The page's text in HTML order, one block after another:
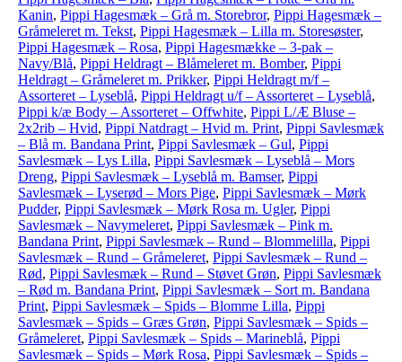
Kanin, Pippi Hagesmæk – Grå m. Storebror, Pippi Hagesmæk –
Gråmeleret m. Tekst, Pippi Hagesmæk – Lilla m. Storesøster,
Pippi Hagesmæk – Rosa, Pippi Hagesmække – 3-pak –
Navy/Blå, Pippi Heldragt – Blåmeleret m. Bomber, Pippi
Heldragt – Gråmeleret m. Prikker, Pippi Heldragt m/f –
Assorteret – Lyseblå, Pippi Heldragt u/f – Assorteret – Lyseblå,
Pippi k/æ Body – Assorteret – Offwhite, Pippi L/Æ Bluse –
2x2rib – Hvid, Pippi Natdragt – Hvid m. Print, Pippi Savlesmæk
– Blå m. Bandana Print, Pippi Savlesmæk – Gul, Pippi
Savlesmæk – Lys Lilla, Pippi Savlesmæk – Lyseblå – Mors
Dreng, Pippi Savlesmæk – Lyseblå m. Bamser, Pippi
Savlesmæk – Lyserød – Mors Pige, Pippi Savlesmæk – Mørk
Pudder, Pippi Savlesmæk – Mørk Rosa m. Ugler, Pippi
Savlesmæk – Navymeleret, Pippi Savlesmæk – Pink m.
Bandana Print, Pippi Savlesmæk – Rund – Blommelilla, Pippi
Savlesmæk – Rund – Gråmeleret, Pippi Savlesmæk – Rund –
Rød, Pippi Savlesmæk – Rund – Støvet Grøn, Pippi Savlesmæk
– Rød m. Bandana Print, Pippi Savlesmæk – Sort m. Bandana
Print, Pippi Savlesmæk – Spids – Blomme Lilla, Pippi
Savlesmæk – Spids – Græs Grøn, Pippi Savlesmæk – Spids –
Gråmeleret, Pippi Savlesmæk – Spids – Marineblå, Pippi
Savlesmæk – Spids – Mørk Rosa, Pippi Savlesmæk – Spids –